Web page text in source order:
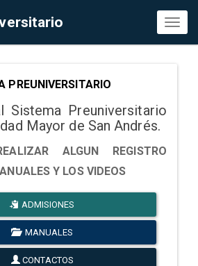
PREUNIVERSITARIO
Sistema Preuniversitario
Mayor de San Andrés.
ALGUN REGISTRO
Y LOS VIDEOS
ADMISIONES
MANUALES
CONTACTOS